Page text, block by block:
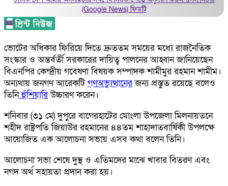
(Google News)ফিডটি
ভোটের অধিকার ফিরিয়ে দিতে দ্রুততম সময়ের মধ্যে রাজনৈতিক
সংস্কার ও অন্তর্বর্তী সরকারের দায়িত্ব পালনের আহ্বান জানিয়েছেন
বিএনপির কেন্দ্রীয় গবেষণা বিষয়ক সম্পাদক শামীমুর রহমান শামীম।
অন্যথায় জনগণ আরেকটিগণঅভ্যুত্থানেরজন্য প্রস্তুত রয়েছে বলেও
তিনিহুঁশিয়ারিউচ্চারণ করেন।
শনিবার (৩১ মে) দুপুরে বাগেরহাটের মোংলা উপজেলা মিলনায়তনে
শহীদ রাষ্ট্রপতি জিয়াউর রহমানের ৪৪তম শাহাদাতবার্ষিকী উপলক্ষে
আয়োজিত এক আলোচনা সভায় এসব কথা বলেন তিনি।
আলোচনা সভা শেষে দুস্থ ও এতিমদের মাঝে খাবার বিতরণ এবং
নগদ অর্থ সহায়তা প্রদান করা হয়।